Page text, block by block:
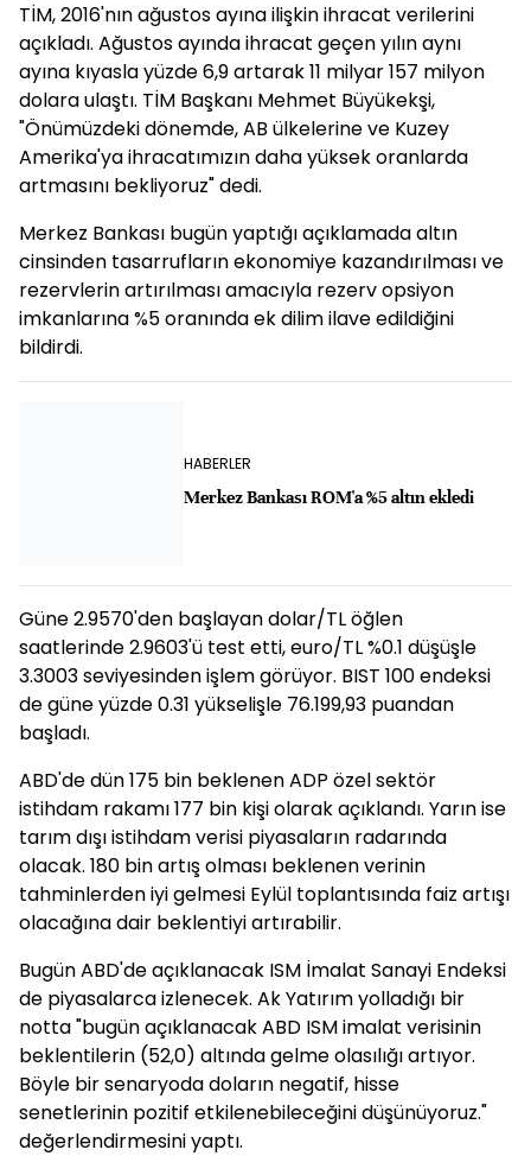
TİM, 2016'nın ağustos ayına ilişkin ihracat verilerini
açıkladı. Ağustos ayında ihracat geçen yılın aynı
ayına kıyasla yüzde 6,9 artarak 11 milyar 157 milyon
dolara ulaştı. TİM Başkanı Mehmet Büyükekşi,
"Önümüzdeki dönemde, AB ülkelerine ve Kuzey
Amerika'ya ihracatımızın daha yüksek oranlarda
artmasını bekliyoruz" dedi.
Merkez Bankası bugün yaptığı açıklamada altın
cinsinden tasarrufların ekonomiye kazandırılması ve
rezervlerin artırılması amacıyla rezerv opsiyon
imkanlarına %5 oranında ek dilim ilave edildiğini
bildirdi.
HABERLER
Merkez Bankası ROM'a %5 altın ekledi
Güne 2.9570'den başlayan dolar/TL öğlen
saatlerinde 2.9603'ü test etti, euro/TL %0.1 düşüşle
3.3003 seviyesinden işlem görüyor. BIST 100 endeksi
de güne yüzde 0.31 yükselişle 76.199,93 puandan
başladı.
ABD'de dün 175 bin beklenen ADP özel sektör
istihdam rakamı 177 bin kişi olarak açıklandı. Yarın ise
tarım dışı istihdam verisi piyasaların radarında
olacak. 180 bin artış olması beklenen verinin
tahminlerden iyi gelmesi Eylül toplantısında faiz artışı
olacağına dair beklentiyi artırabilir.
Bugün ABD'de açıklanacak ISM İmalat Sanayi Endeksi
de piyasalarca izlenecek. Ak Yatırım yolladığı bir
notta "bugün açıklanacak ABD ISM imalat verisinin
beklentilerin (52,0) altında gelme olasılığı artıyor.
Böyle bir senaryoda doların negatif, hisse
senetlerinin pozitif etkilenebileceğini düşünüyoruz."
değerlendirmesini yaptı.